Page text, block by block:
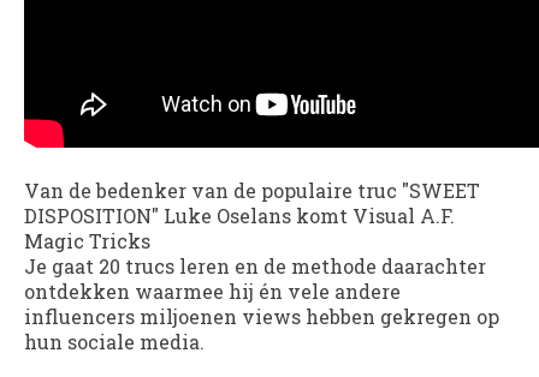
Van de bedenker van de populaire truc "SWEET
DISPOSITION" Luke Oselans komt Visual A.F.
Magic Tricks
Je gaat 20 trucs leren en de methode daarachter
ontdekken waarmee hij én vele andere
influencers miljoenen views hebben gekregen op
hun sociale media.